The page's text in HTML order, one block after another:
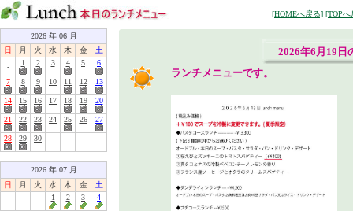
[HOMEへ戻る] [TOPへ
2026 年 06 月
日
月 火 水 木 金
土
-
1 2 3 4 5 6
7 8 9 10 11 12 13
14 15 16 17 18 19 20
21 22 23 24 25 26 27
28 29 30 - - - -
2026 年 07 月
日
月 火 水 木 金
土
-
- - 1 2 3 4
2026年6月19日
ランチメニューです。